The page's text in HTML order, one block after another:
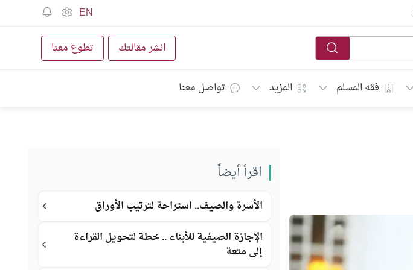
EN
انشر مقالتك تطوع معنا
فقه المسلم المزيد تواصل معنا
اقرأ أيضاً
الأسرة والصيف.. استراحة لترتيب الأوراق
الإجازة الصيفية للأبناء .. خطة لتحويل القراءة
إلى متعة